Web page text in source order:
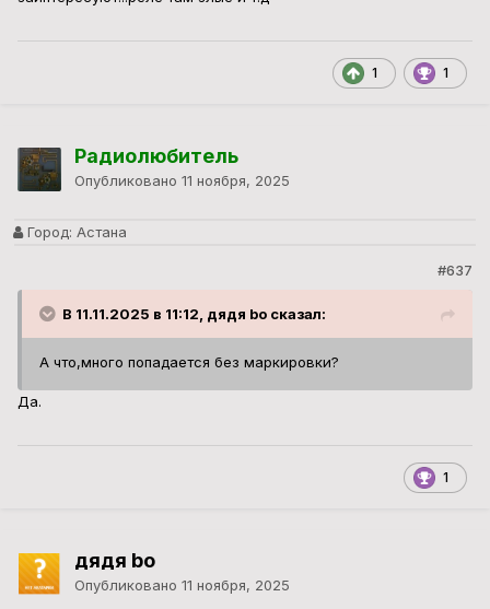
1 1
Радиолюбитель
Опубликовано 11 ноября, 2025
Город: Астана
#637
В 11.11.2025 в 11:12, дядя bo сказал:
А что,много попадается без маркировки?
Да.
1
дядя bo
Опубликовано 11 ноября, 2025